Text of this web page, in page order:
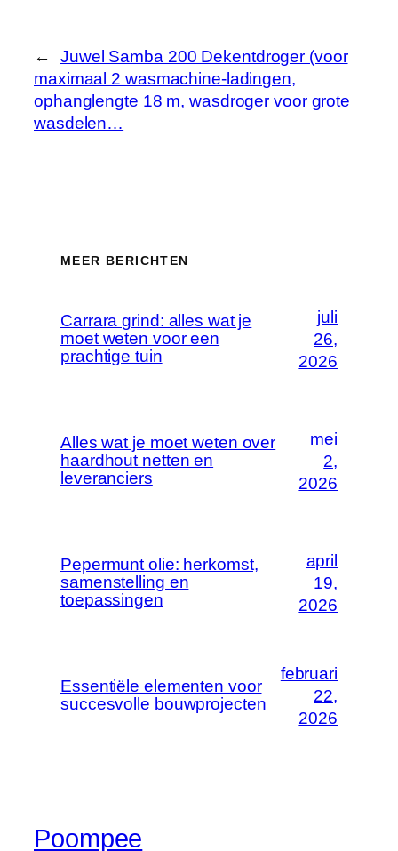
←
Juwel Samba 200 Dekentdroger (voor
maximaal 2 wasmachine-ladingen,
ophanglengte 18 m, wasdroger voor grote
wasdelen…
MEER BERICHTEN
Carrara grind: alles wat je
moet weten voor een
prachtige tuin
juli
26,
2026
Alles wat je moet weten over
haardhout netten en
leveranciers
mei
2,
2026
Pepermunt olie: herkomst,
samenstelling en
toepassingen
april
19,
2026
Essentiële elementen voor
succesvolle bouwprojecten
februari
22,
2026
Poompee